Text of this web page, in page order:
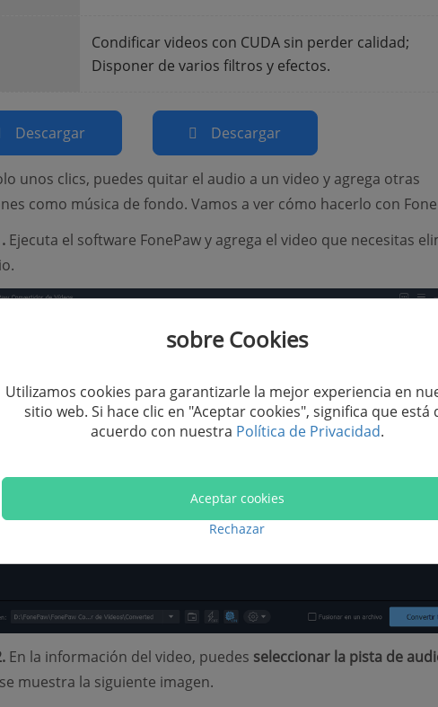
Condificar videos con CUDA sin perder calidad;
Disponer de varios filtros y efectos.
Descargar Descargar
unos clics, puedes quitar el audio a un video y agrega otras
como música de fondo. Vamos a ver cómo hacerlo con
Ejecuta el software FonePaw y agrega el video que necesitas
En la información del video, puedes seleccionar la pista de
muestra la siguiente imagen.
sobre Cookies
Utilizamos cookies para garantizarle la mejor experiencia en
sitio web. Si hace clic en "Aceptar cookies", significa que está
acuerdo con nuestra Política de Privacidad.
Aceptar cookies
Rechazar